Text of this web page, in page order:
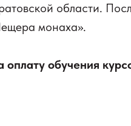
области.
монаха».
обучения